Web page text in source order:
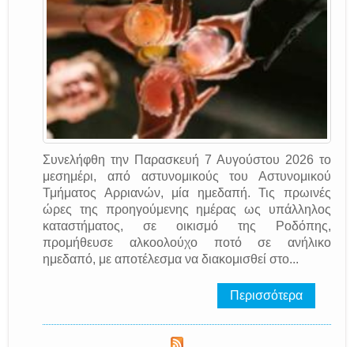
Συνελήφθη την Παρασκευή 7 Αυγούστου 2026 το
μεσημέρι, από αστυνομικούς του Αστυνομικού
Τμήματος Αρριανών, μία ημεδαπή. Τις πρωινές
ώρες της προηγούμενης ημέρας ως υπάλληλος
καταστήματος, σε οικισμό της Ροδόπης,
προμήθευσε αλκοολούχο ποτό σε ανήλικο
ημεδαπό, με αποτέλεσμα να διακομισθεί στο...
Περισσότερα